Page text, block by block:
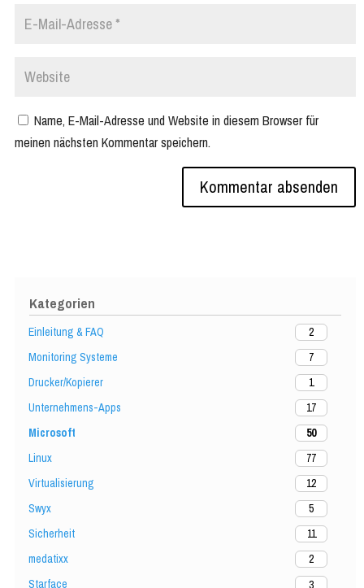
Kategorien
Einleitung & FAQ
2
Monitoring Systeme
7
Drucker/Kopierer
1
Unternehmens-Apps
17
Microsoft
50
Linux
77
Virtualisierung
12
Swyx
5
Sicherheit
11
medatixx
2
Starface
3
Name, E-Mail-Adresse und Website in diesem Browser für
meinen nächsten Kommentar speichern.